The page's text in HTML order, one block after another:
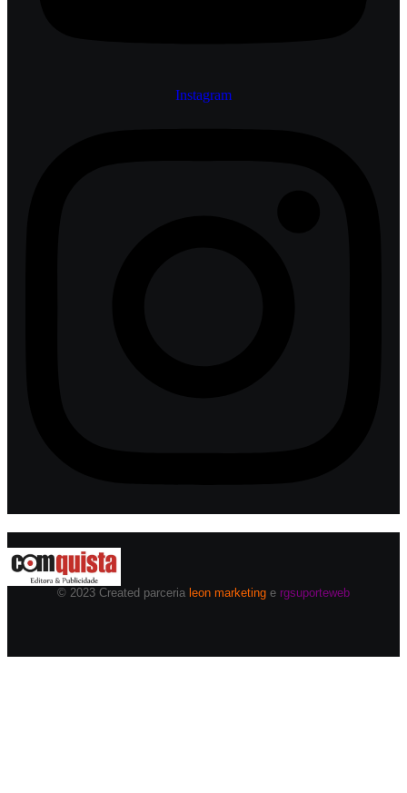
Instagram
© 2023 Created parceria leon marketing e rgsuporteweb